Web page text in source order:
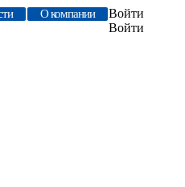
О компании
Войти
Войти